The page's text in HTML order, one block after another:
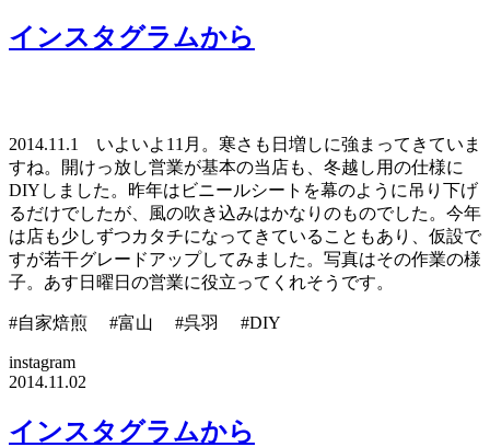
インスタグラムから
2014.11.1 いよいよ11月。寒さも日増しに強まってきていま
すね。開けっ放し営業が基本の当店も、冬越し用の仕様に
DIYしました。昨年はビニールシートを幕のように吊り下げ
るだけでしたが、風の吹き込みはかなりのものでした。今年
は店も少しずつカタチになってきていることもあり、仮設で
すが若干グレードアップしてみました。写真はその作業の様
子。あす日曜日の営業に役立ってくれそうです。
#自家焙煎 #富山 #呉羽 #DIY
instagram
2014.11.02
インスタグラムから